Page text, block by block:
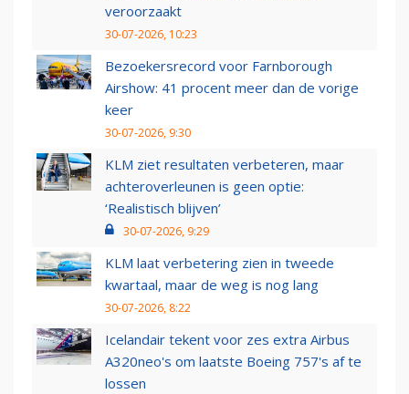
veroorzaakt
30-07-2026, 10:23
Bezoekersrecord voor Farnborough
Airshow: 41 procent meer dan de vorige
keer
30-07-2026, 9:30
KLM ziet resultaten verbeteren, maar
achteroverleunen is geen optie:
‘Realistisch blijven’
30-07-2026, 9:29
KLM laat verbetering zien in tweede
kwartaal, maar de weg is nog lang
30-07-2026, 8:22
Icelandair tekent voor zes extra Airbus
A320neo's om laatste Boeing 757's af te
lossen